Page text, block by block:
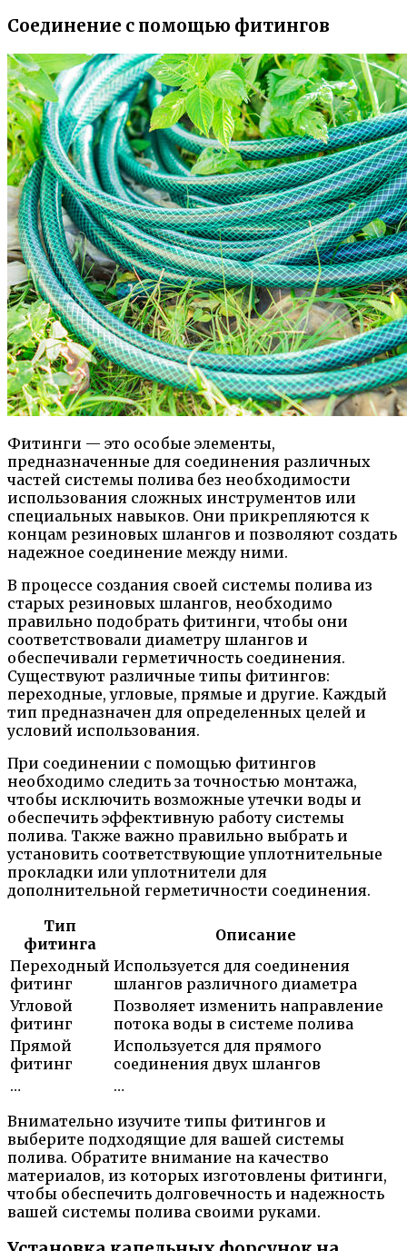
Соединение с помощью фитингов
Фитинги — это особые элементы,
предназначенные для соединения различных
частей системы полива без необходимости
использования сложных инструментов или
специальных навыков. Они прикрепляются к
концам резиновых шлангов и позволяют создать
надежное соединение между ними.
В процессе создания своей системы полива из
старых резиновых шлангов, необходимо
правильно подобрать фитинги, чтобы они
соответствовали диаметру шлангов и
обеспечивали герметичность соединения.
Существуют различные типы фитингов:
переходные, угловые, прямые и другие. Каждый
тип предназначен для определенных целей и
условий использования.
При соединении с помощью фитингов
необходимо следить за точностью монтажа,
чтобы исключить возможные утечки воды и
обеспечить эффективную работу системы
полива. Также важно правильно выбрать и
установить соответствующие уплотнительные
прокладки или уплотнители для
дополнительной герметичности соединения.
Тип
фитинга
Описание
Переходный
фитинг
Используется для соединения
шлангов различного диаметра
Угловой
фитинг
Позволяет изменить направление
потока воды в системе полива
Прямой
фитинг
Используется для прямого
соединения двух шлангов
…
…
Внимательно изучите типы фитингов и
выберите подходящие для вашей системы
полива. Обратите внимание на качество
материалов, из которых изготовлены фитинги,
чтобы обеспечить долговечность и надежность
вашей системы полива своими руками.